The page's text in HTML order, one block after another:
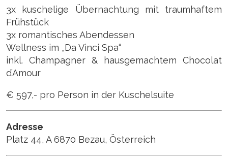
3x kuschelige Übernachtung mit traumhaftem
Frühstück
3x romantisches Abendessen
Wellness im „Da Vinci Spa“
inkl. Champagner & hausgemachtem Chocolat
d’Amour
€ 597,- pro Person in der Kuschelsuite
Adresse
Platz 44, A 6870 Bezau, Österreich